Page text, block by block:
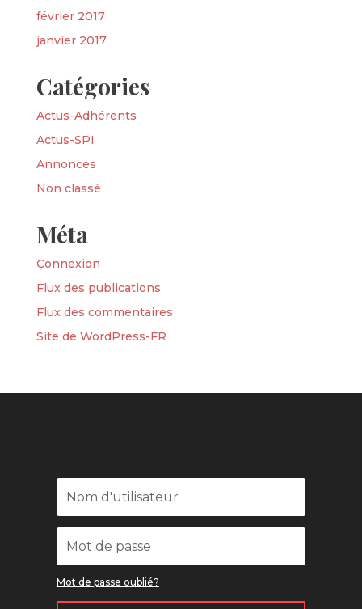
février 2017
janvier 2017
Catégories
Actus-Adhérents
Actus-SPI
Annonces
Non classé
Méta
Connexion
Flux des publications
Flux des commentaires
Site de WordPress-FR
Mot de passe oublié?